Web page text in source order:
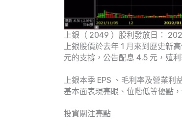
上銀（ 2049 ）股利發放日：
上銀股價於去年 1 月來到歷史新
元的支撐，公告配息 4.5 元，殖利
上銀本季 EPS 、毛利率及營業
基本面表現亮眼、位階低等優點
投資關注亮點